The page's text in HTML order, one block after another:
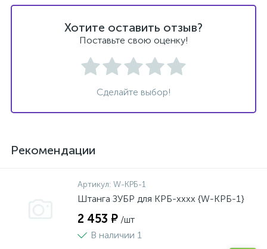
Хотите оставить отзыв?
Поставьте свою оценку!
Сделайте выбор!
Рекомендации
Артикул: W-КРБ-1
Штанга ЗУБР для КРБ-хххх {W-КРБ-1}
2 453 ₽ /шт
В наличии 1